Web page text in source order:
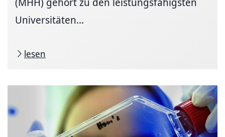
Universitäten...
lesen